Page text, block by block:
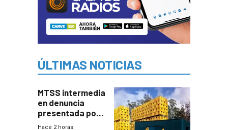
ÚLTIMAS NOTICIAS
MTSS intermedia
en denuncia
presentada por
FNC contra
Hace 2 horas